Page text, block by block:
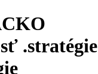
.stratégie